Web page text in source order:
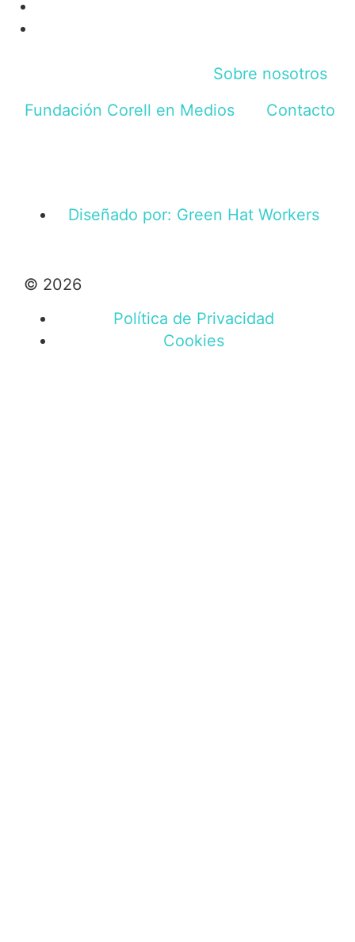
Sobre nosotros
Fundación Corell en Medios
Contacto
© 2026
Política de Privacidad
Cookies
Diseñado por: Green Hat Workers